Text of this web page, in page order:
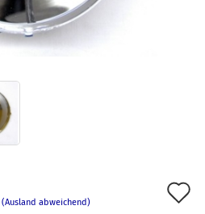
(Ausland abweichend)